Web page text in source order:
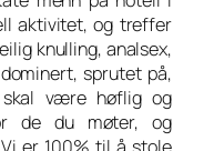
aktivitet, og treffer
knulling, analsex,
sprutet på,
være høflig og
de du møter, og